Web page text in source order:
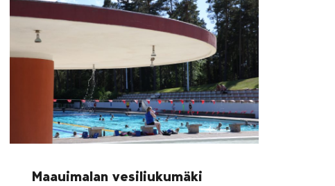
Maauimalan vesiliukumäki